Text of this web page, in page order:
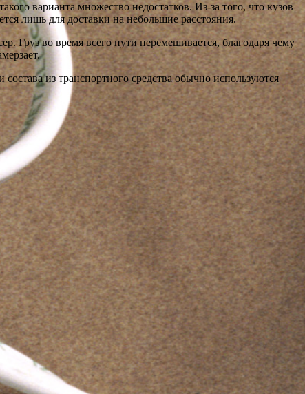
варианта множество недостатков. Из-за того, что кузов
лишь для доставки на небольшие расстояния.
Груз во время всего пути перемешивается, благодаря чему
из транспортного средства обычно используются